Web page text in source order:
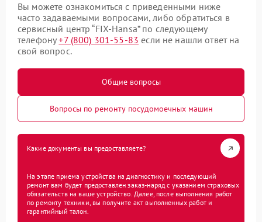
Вы можете ознакомиться с приведенными ниже
часто задаваемыми вопросами, либо обратиться в
сервисный центр “FIX-Hansa” по следующему
телефону+7 (800) 301-55-83 если не нашли ответ на
свой вопрос.
Общие вопросы
Вопросы по ремонту посудомоечных машин
Какие документы вы предоставляете?
На этапе приема устройства на диагностику и последующий
ремонт вам будет предоставлен заказ-наряд с указанием страховых
обязательств на ваше устройство. Далее, после выполнения работ
по ремонту техники, вы получите акт выполненных работ и
гарантийный талон.